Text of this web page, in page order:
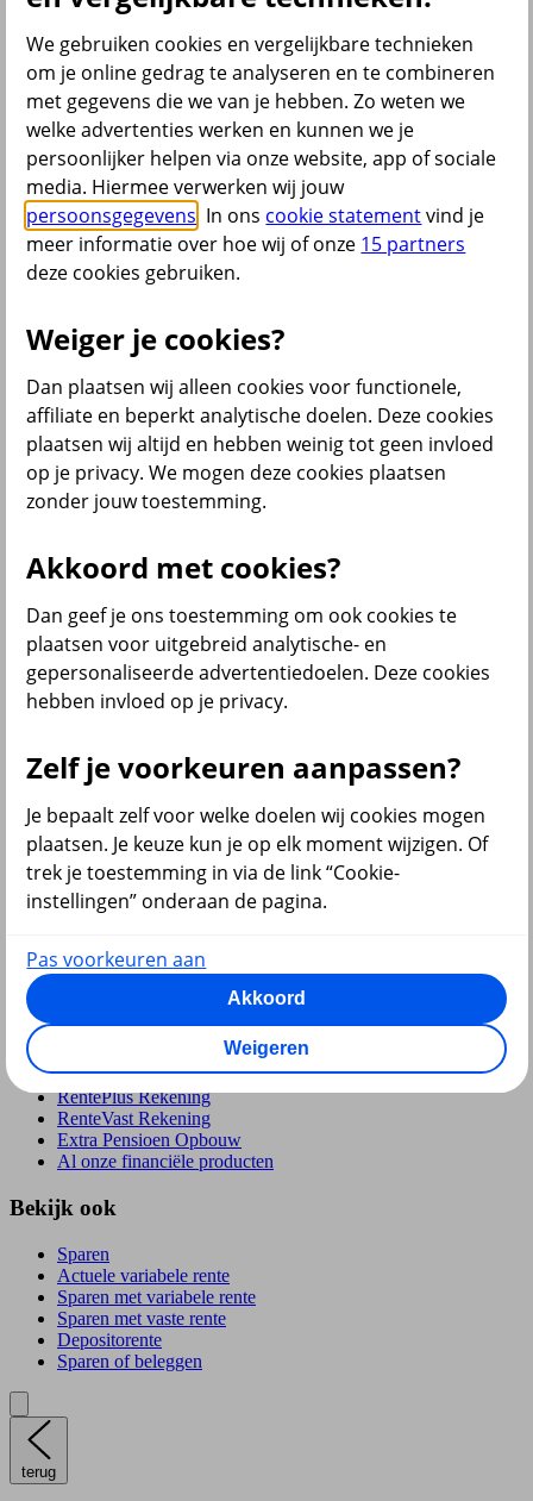
Bekijk ook
All Risk Autoverzekering
Car insurance Netherlands
Groene kaart auto
Kentekencheck
WA Autoverzekering
WA+ Beperkt Casco Autoverzekering
Bakfiets verzekeren
Collectiviteitskorting
Schade melden
Wijzigen uitvaartverzekering
terug
Beleggen
Beleggingsrekening
Beleggen
Starten met beleggen
Beleggen voor beginners
Pensioen beleggen
Periodiek beleggen
Rendement berekenen
Beleggen in beleggingsfondsen
Beleggingsfonds update
Verantwoord beleggen
Beleggen met onze app
Sparen of beleggen
terug
Sparen
RentePlús Rekening
RenteVast Rekening
Extra Pensioen Opbouw
Al onze financiële producten
Bekijk ook
Sparen
Actuele variabele rente
Sparen met variabele rente
Sparen met vaste rente
Depositorente
Sparen of beleggen
terug
We gebruiken cookies en vergelijkbare technieken
om je online gedrag te analyseren en te combineren
met gegevens die we van je hebben. Zo weten we
welke advertenties werken en kunnen we je
persoonlijker helpen via onze website, app of sociale
media. Hiermee verwerken wij jouw
persoonsgegevens . In ons cookie statementvind je
meer informatie over hoe wij of onze 15 partners
deze cookies gebruiken.
Weiger je cookies?
Dan plaatsen wij alleen cookies voor functionele,
affiliate en beperkt analytische doelen. Deze cookies
plaatsen wij altijd en hebben weinig tot geen invloed
op je privacy. We mogen deze cookies plaatsen
zonder jouw toestemming.
Akkoord met cookies?
Dan geef je ons toestemming om ook cookies te
plaatsen voor uitgebreid analytische- en
gepersonaliseerde advertentiedoelen. Deze cookies
hebben invloed op je privacy.
Zelf je voorkeuren aanpassen?
Je bepaalt zelf voor welke doelen wij cookies mogen
plaatsen. Je keuze kun je op elk moment wijzigen. Of
trek je toestemming in via de link “Cookie-
instellingen” onderaan de pagina.
Pas voorkeuren aan
Akkoord
Weigeren